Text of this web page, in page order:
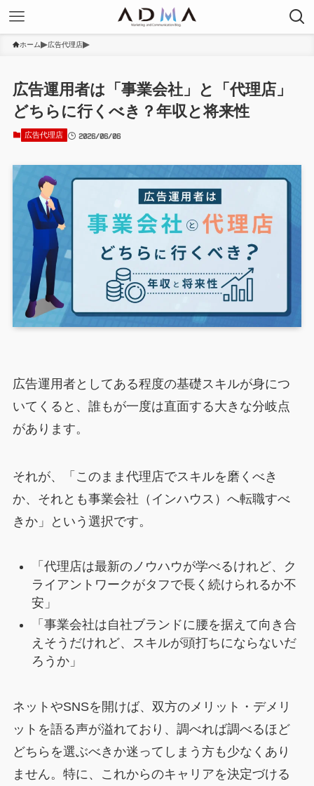
ホーム 広告代理店
広告運用者は「事業会社」と「代理店」
どちらに行くべき？年収と将来性
広告代理店 2026/06/06
広告運用者としてある程度の基礎スキルが身につ
いてくると、誰もが一度は直面する大きな分岐点
があります。
それが、「このまま代理店でスキルを磨くべき
か、それとも事業会社（インハウス）へ転職すべ
きか」という選択です。
「代理店は最新のノウハウが学べるけれど、ク
ライアントワークがタフで長く続けられるか不
安」
「事業会社は自社ブランドに腰を据えて向き合
えそうだけれど、スキルが頭打ちにならないだ
ろうか」
ネットやSNSを開けば、双方のメリット・デメリ
ットを語る声が溢れており、調べれば調べるほど
どちらを選ぶべきか迷ってしまう方も少なくあり
ません。特に、これからのキャリアを決定づける